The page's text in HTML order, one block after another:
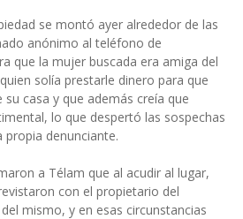
se montó ayer alrededor de las
anónimo al teléfono de
que la mujer buscada era amiga del
solía prestarle dinero para que
su casa y que además creía que
lo que despertó las sospechas
propia denunciante.
a Télam que al acudir al lugar,
con el propietario del
mismo, y en esas circunstancias